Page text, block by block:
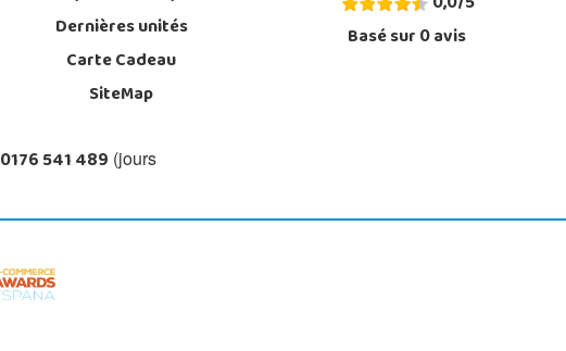
Dernières unités
Carte Cadeau
SiteMap
Basé sur0avis
0176 541 489 (jours